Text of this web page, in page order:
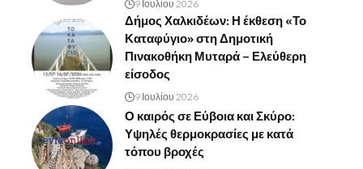
9 Ιουλίου 2026
Δήμος Χαλκιδέων: Η έκθεση «Το
Καταφύγιο» στη Δημοτική
Πινακοθήκη Μυταρά – Ελεύθερη
είσοδος
9 Ιουλίου 2026
Ο καιρός σε Εύβοια και Σκύρο:
Υψηλές θερμοκρασίες με κατά
τόπου βροχές